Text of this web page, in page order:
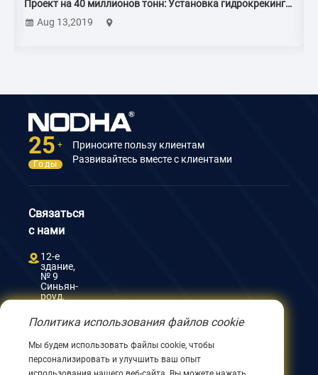
Проект на 40 миллионов тонн: Установка гидрокрекинга
дизельного топлива
Aug 13,2019
25 +
Годы
Приносите пользу клиентам
Развивайтесь вместе с клиентами
Связаться
с нами
12-е
здание,
№ 9
Синьян-
роуд,
Цзянсу,
0086
510
Политика использования файлов cookie
Мы будем использовать файлы cookie, чтобы
персонализировать и улучшить ваш опыт